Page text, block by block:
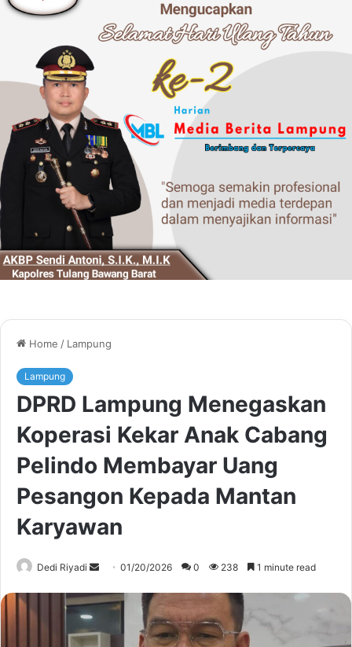
Home / Lampung
Lampung
DPRD Lampung Menegaskan
Koperasi Kekar Anak Cabang
Pelindo Membayar Uang
Pesangon Kepada Mantan
Karyawan
Dedi Riyadi
Send
email
01/20/2026 0 238 1 minute read